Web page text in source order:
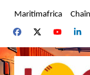
contenu
Maritimafrica